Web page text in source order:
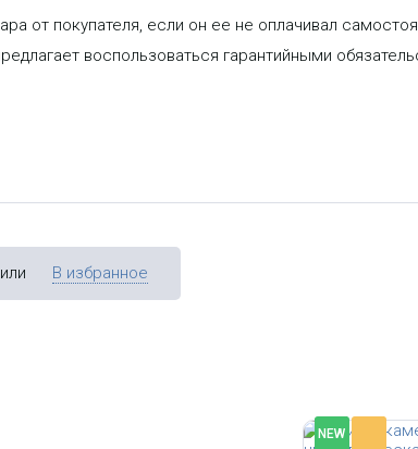
от покупателя, если он ее не оплачивал
воспользоваться гарантийными
или В избранное
NEW
Уличная
30м и Wi-Fi/r/